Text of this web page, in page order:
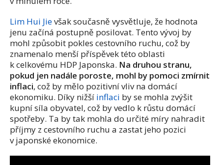
Lim Hui Jievšak současně vysvětluje, že hodnota
jenu začíná postupně posilovat. Tento vývoj by
mohl způsobit pokles cestovního ruchu, což by
znamenalo menší příspěvek této oblasti
k celkovému HDP Japonska. Na druhou stranu,
pokud jen nadále poroste, mohl by pomoci zmírnit
inflaci, což by mělo pozitivní vliv na domácí
ekonomiku. Díky nižší inflaci by se mohla zvýšit
kupní síla obyvatel, což by vedlo k růstu domácí
spotřeby. Ta by tak mohla do určité míry nahradit
příjmy z cestovního ruchu a zastat jeho pozici
v japonské ekonomice.